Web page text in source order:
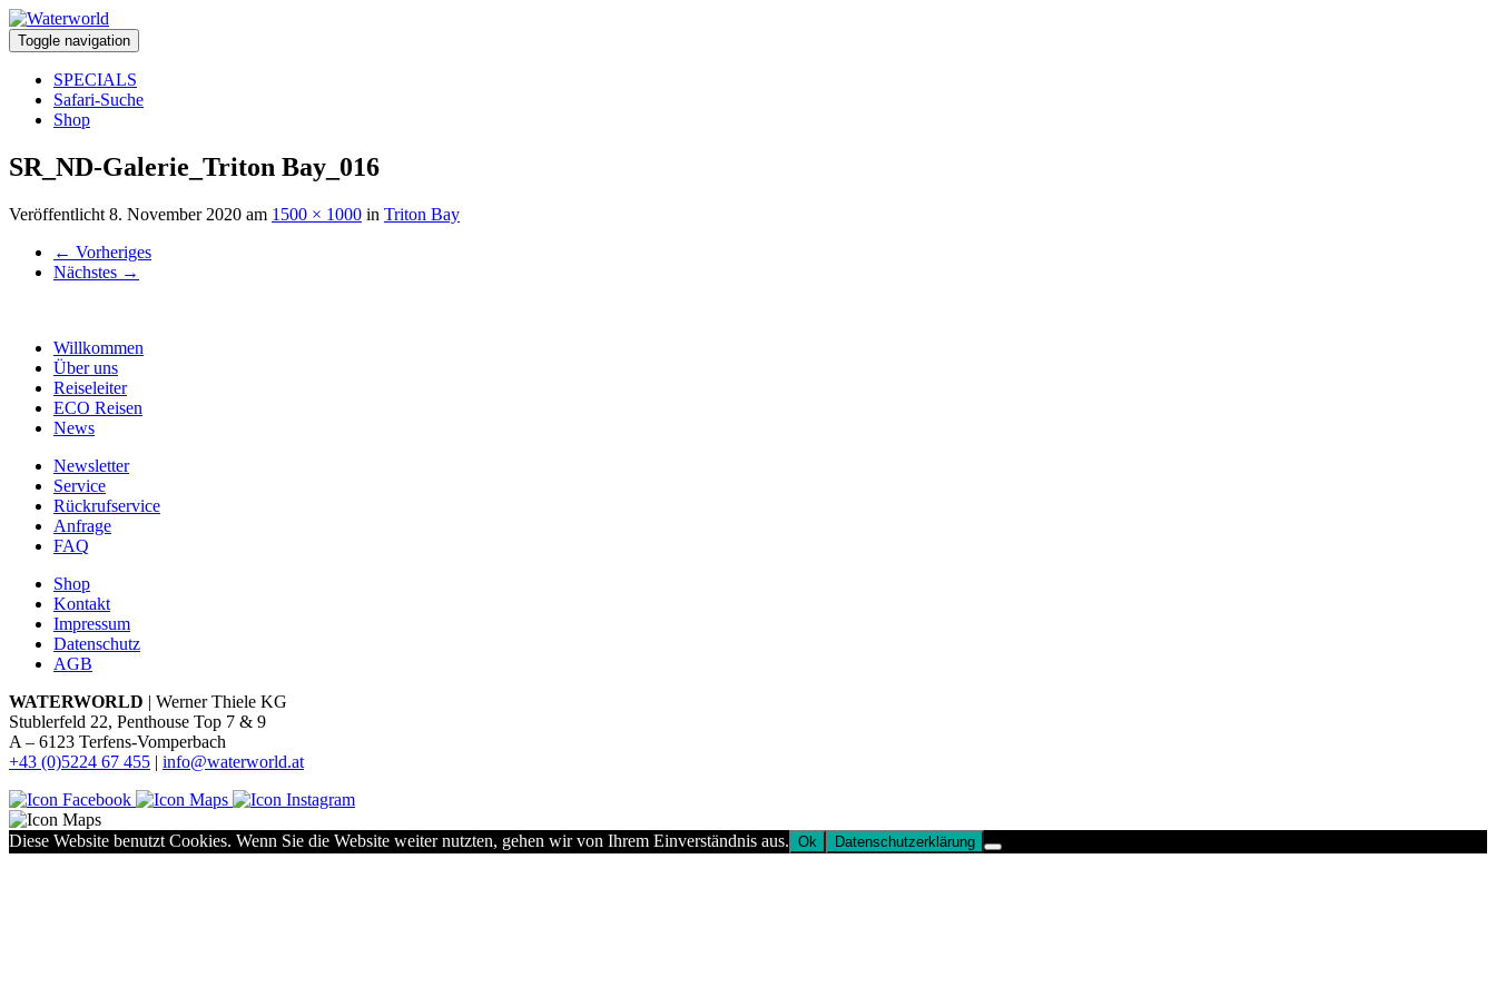
Toggle navigation
SPECIALS
Safari-Suche
Shop
SR_ND-Galerie_Triton Bay_016
Veröffentlicht 8. November 2020 am 1500 × 1000 in Triton Bay
← Vorheriges
Nächstes →
Willkommen
Über uns
Reiseleiter
ECO Reisen
News
Newsletter
Service
Rückrufservice
Anfrage
FAQ
Shop
Kontakt
Impressum
Datenschutz
AGB
WATERWORLD | Werner Thiele KG
Stublerfeld 22, Penthouse Top 7 & 9
A – 6123 Terfens-Vomperbach
+43 (0)5224 67 455 | info@waterworld.at
Diese Website benutzt Cookies. Wenn Sie die Website weiter nutzten, gehen wir von Ihrem Einverständnis aus. Ok Datenschutzerklärung